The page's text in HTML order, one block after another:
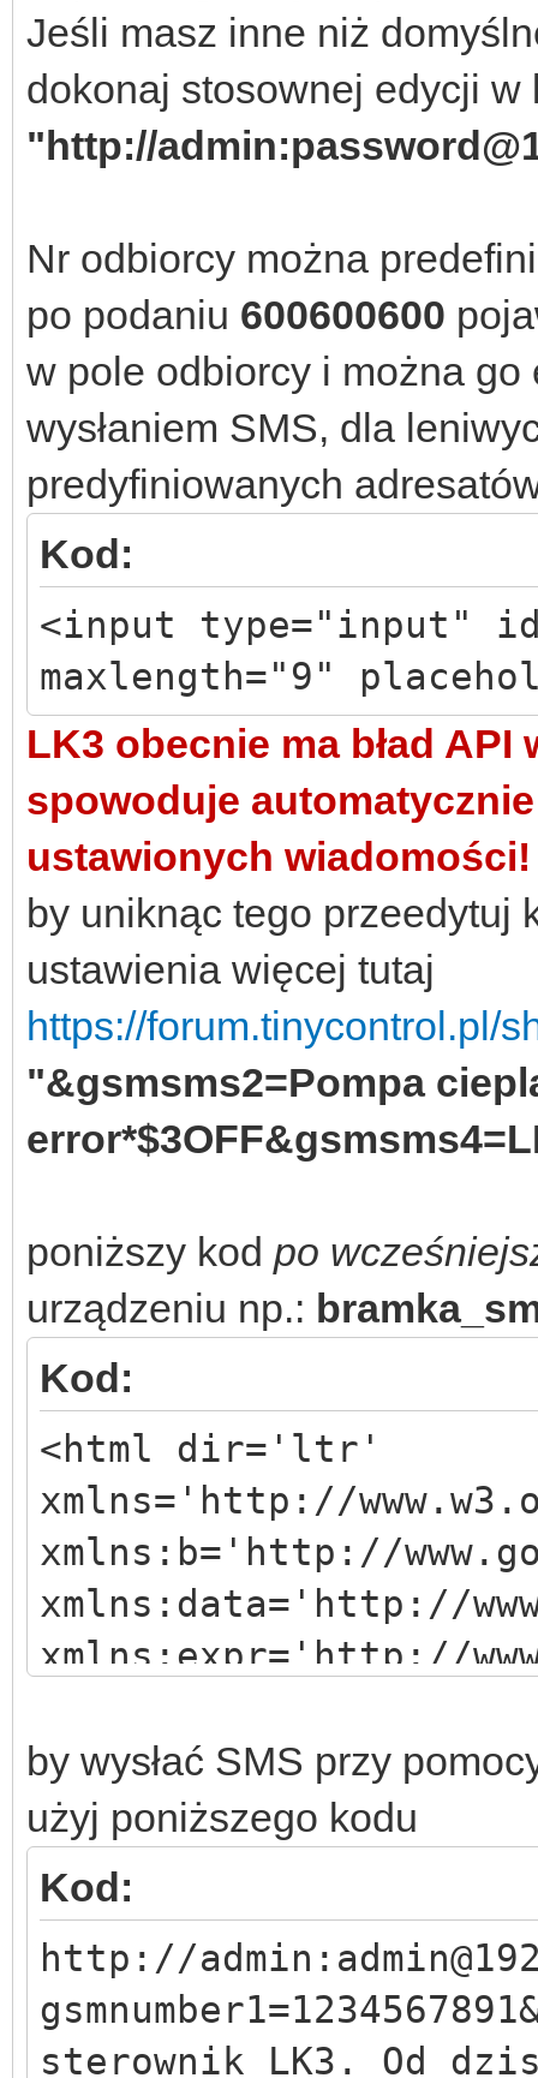
Jeśli masz inne niż
dokonaj stosownej edycji
"http://
Nr odbiorcy można
po podaniu 600600600
w pole odbiorcy i można
wysłaniem SMS, dla
predyfiniowanych
Kod:
<input type="input"
maxlength="9"
LK3 obecnie ma bład
spowoduje
ustawionych wiadomości!
by uniknąc tego przeedytuj
ustawienia więcej tutaj
https://forum.tinycontrol.pl/
"&gsmsms2=Pompa
poniższy kod po
urządzeniu np.:
Kod:
<html dir='ltr'
xmlns='http://
xmlns:b='http://
xmlns:data='http://
xmlns:expr='http://
<head>
<title>Bramka
<meta
charset=windows-
Type'/>
</head>
<body>
by wysłać SMS przy
użyj poniższego kodu
Kod:
http://
sterownik LK3. Od